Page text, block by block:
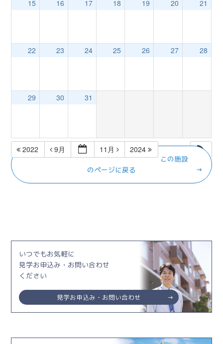
15 16 17 18 19 20 21
22 23 24 25 26 27 28
29 30 31
2022 9月 11月 2024
この施設
のページに戻る
いつでもお気軽に
見学お申込み・お問い合わせ
ください
見学お申込み・お問い合わせ